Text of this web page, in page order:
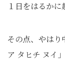
１日をはるかに
その点、やはり
ア タヒチ ヌイ